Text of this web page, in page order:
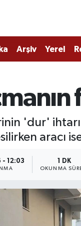
Arşiv Yerel
'dur'
aracı
- 12:03 1 DK
OKUNMA